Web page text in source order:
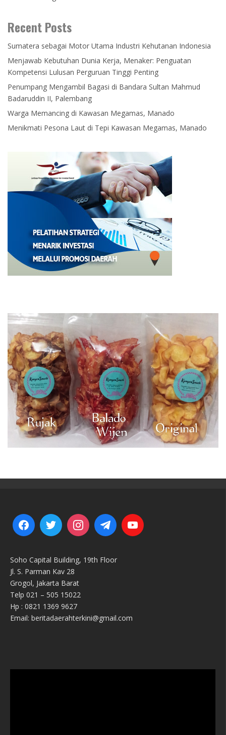
Recent Posts
Sumatera sebagai Motor Utama Industri Kehutanan Indonesia
Menjawab Kebutuhan Dunia Kerja, Menaker: Penguatan
Kompetensi Lulusan Perguruan Tinggi Penting
Penumpang Mengambil Bagasi di Bandara Sultan Mahmud
Badaruddin II, Palembang
Warga Memancing di Kawasan Megamas, Manado
Menikmati Pesona Laut di Tepi Kawasan Megamas, Manado
Soho Capital Building, 19th Floor
Jl. S. Parman Kav 28
Grogol, Jakarta Barat
Telp 021 – 505 15022
Hp : 0821 1369 9627
Email: beritadaerahterkini@gmail.com